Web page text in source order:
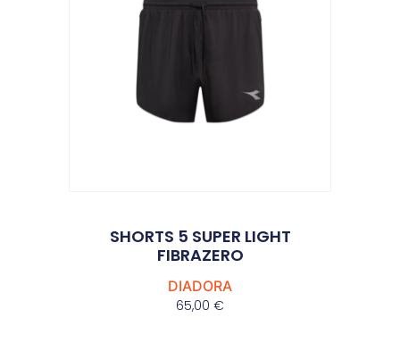
SHORTS 5 SUPER LIGHT
FIBRAZERO
DIADORA
65,00 €